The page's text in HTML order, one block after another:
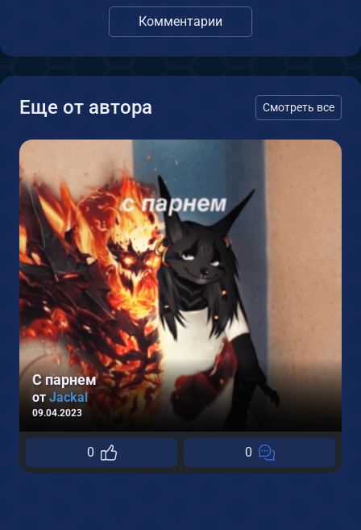
Комментарии
Еще от автора Смотреть все
С парнем
отJackal
09.04.2023
0 0